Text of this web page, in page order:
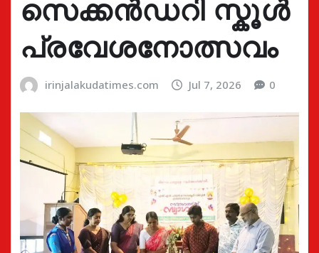
സെക്കൻഡറി സ്കൂൾ
പ്രവേശനോത്സവം
irinjalakudatimes.com Jul 7, 2026 0